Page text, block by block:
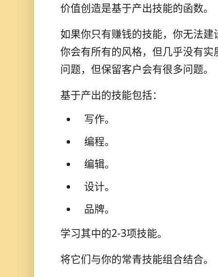
价值创造是基于产出技能的函数。
如果你只有赚钱的技能，你无法
你会有所有的风格，但几乎没有
问题，但保留客户会有很多问题。
基于产出的技能包括：
写作。
编程。
编辑。
设计。
品牌。
学习其中的2-3项技能。
将它们与你的常青技能组合结合。